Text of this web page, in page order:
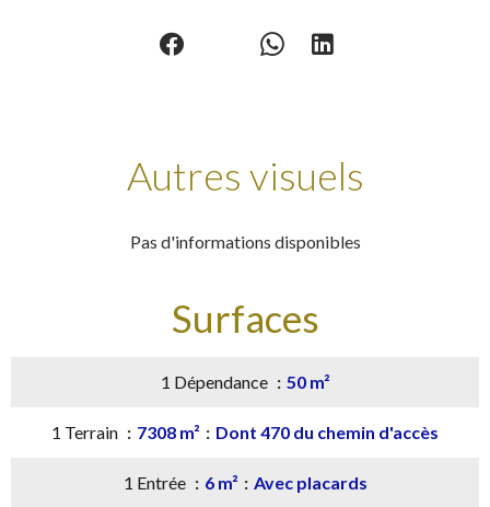
Autres visuels
Pas d'informations disponibles
Surfaces
1 Dépendance 50 m²
1 Terrain 7308 m² Dont 470 du chemin d'accès
1 Entrée 6 m² Avec placards